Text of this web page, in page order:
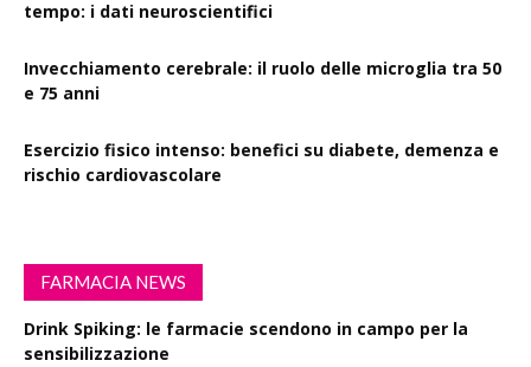
e 75 anni
rischio cardiovascolare
FARMACIA NEWS
Drink Spiking: le farmacie scendono in campo per la
sensibilizzazione